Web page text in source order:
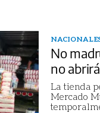
No
no
La tienda
Mercado